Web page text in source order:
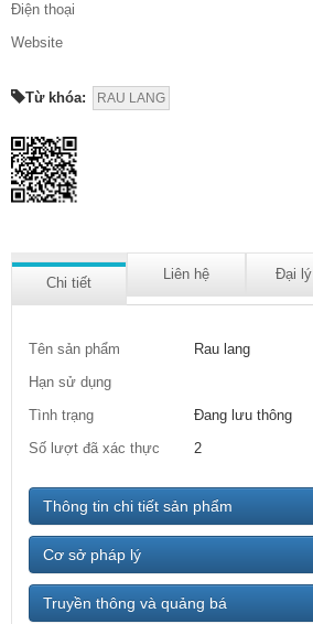
Điện thoại
Website
Từ khóa: RAU LANG
Chi tiết
Liên hệ Đại lý
Tên sản phẩm
Rau lang
Hạn sử dụng
Tình trạng
Đang lưu thông
Số lượt đã xác thực
2
Thông tin chi tiết sản phẩm
Cơ sở pháp lý
Truyền thông và quảng bá